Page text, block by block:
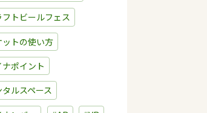
トビールフェス
トの使い方
ポイント
ルスペース